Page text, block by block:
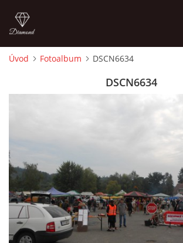
VSTUPNÉ
KONTAKTY
Úvod Fotoalbum DSCN6634
DSCN6634